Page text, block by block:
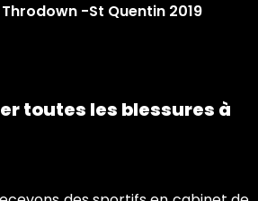
-St Quentin 2019
toutes les blessures à